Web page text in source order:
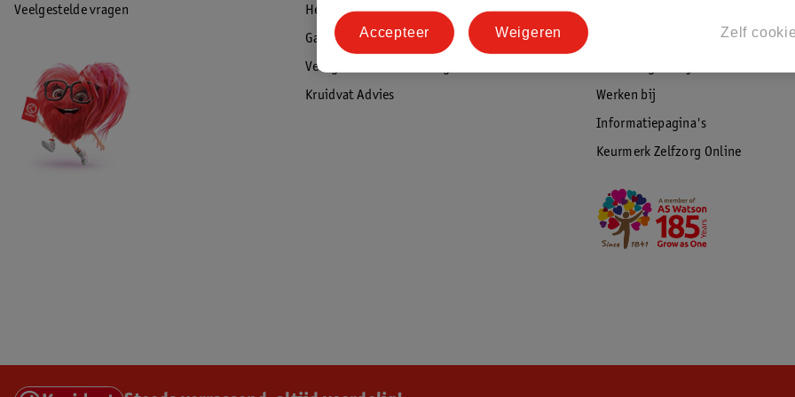
Veelgestelde vragen
Herroepen & retourneren
Garantie
Veiligheidswaarschuwingen
Kruidvat Advies
Werken bij
Informatiepagina's
Keurmerk Zelfzorg Online
Zelf
Weigeren
Accepteer